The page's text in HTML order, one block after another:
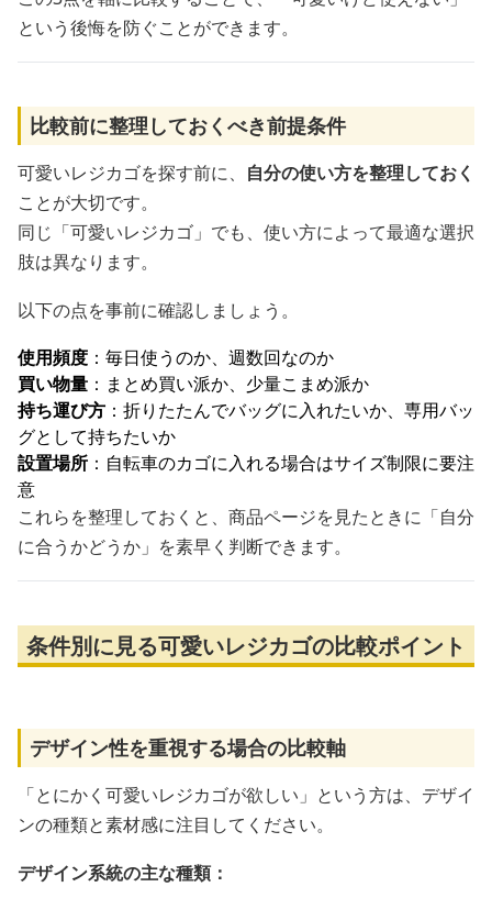
という後悔を防ぐことができます。
比較前に整理しておくべき前提条件
可愛いレジカゴを探す前に、 自分の使い方を整理しておく
ことが大切です。
同じ「可愛いレジカゴ」でも、使い方によって最適な選択
肢は異なります。
以下の点を事前に確認しましょう。
使用頻度 ：毎日使うのか、週数回なのか
買い物量 ：まとめ買い派か、少量こまめ派か
持ち運び方 ：折りたたんでバッグに入れたいか、専用バッ
グとして持ちたいか
設置場所 ：自転車のカゴに入れる場合はサイズ制限に要注
意
これらを整理しておくと、商品ページを見たときに「自分
に合うかどうか」を素早く判断できます。
条件別に見る可愛いレジカゴの比較ポイント
デザイン性を重視する場合の比較軸
「とにかく可愛いレジカゴが欲しい」という方は、デザイ
ンの種類と素材感に注目してください。
デザイン系統の主な種類：